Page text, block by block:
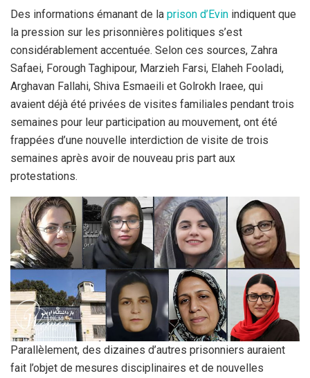
Des informations émanant de la prison d’Evin indiquent que
la pression sur les prisonnières politiques s’est
considérablement accentuée. Selon ces sources, Zahra
Safaei, Forough Taghipour, Marzieh Farsi, Elaheh Fooladi,
Arghavan Fallahi, Shiva Esmaeili et Golrokh Iraee, qui
avaient déjà été privées de visites familiales pendant trois
semaines pour leur participation au mouvement, ont été
frappées d’une nouvelle interdiction de visite de trois
semaines après avoir de nouveau pris part aux
protestations.
Parallèlement, des dizaines d’autres prisonniers auraient
fait l’objet de mesures disciplinaires et de nouvelles